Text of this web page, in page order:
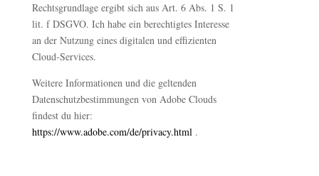
Rechtsgrundlage ergibt sich aus Art. 6 Abs. 1 S. 1
lit. f DSGVO. Ich habe ein berechtigtes Interesse
an der Nutzung eines digitalen und effizienten
Cloud-Services.
Weitere Informationen und die geltenden
Datenschutzbestimmungen von Adobe Clouds
findest du hier:
https://www.adobe.com/de/privacy.html.